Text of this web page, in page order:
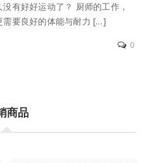
有好好运动了？ 厨师的工作，
需要良好的体能与耐力 […]
0
商品